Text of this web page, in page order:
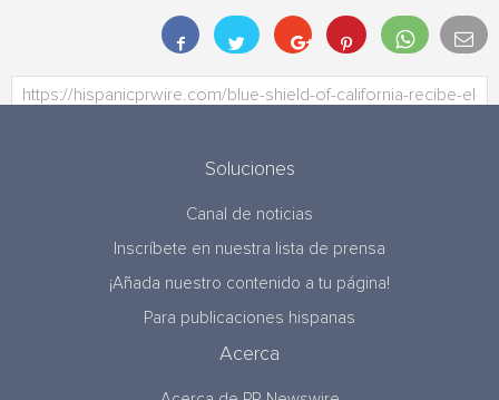
Soluciones
Canal de noticias
Inscríbete en nuestra lista de prensa
¡Añada nuestro contenido a tu página!
Para publicaciones hispanas
Acerca